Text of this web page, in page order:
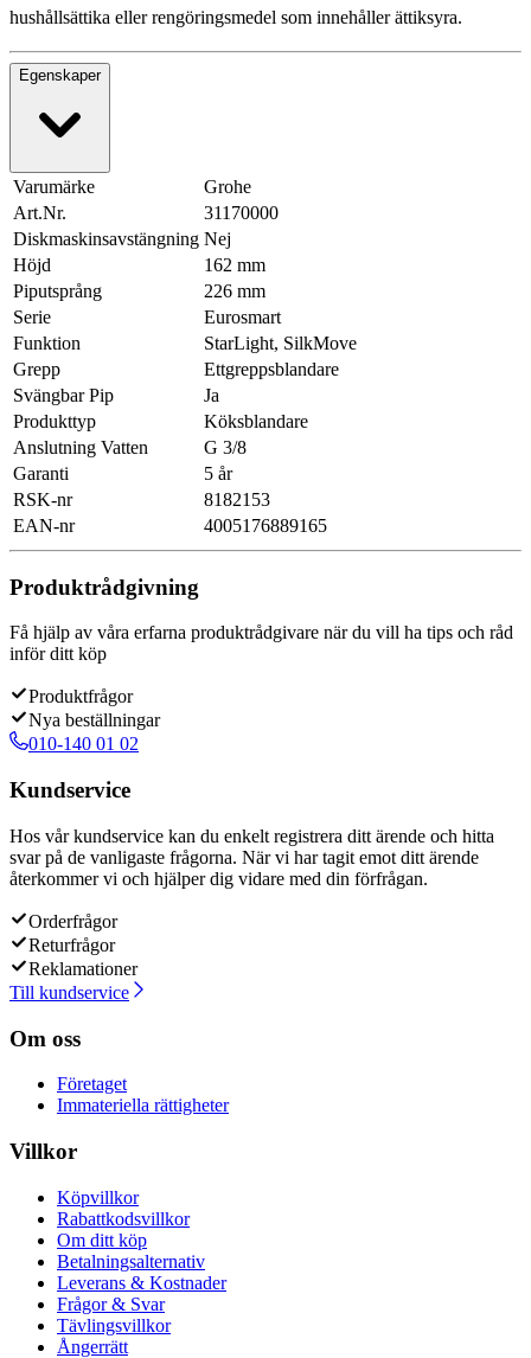
hushållsättika eller rengöringsmedel som innehåller ättiksyra.
Egenskaper
Varumärke
Grohe
Art.Nr.
31170000
Diskmaskinsavstängning Nej
Höjd
162 mm
Piputsprång
226 mm
Serie
Eurosmart
Funktion
StarLight, SilkMove
Grepp
Ettgreppsblandare
Svängbar Pip
Ja
Produkttyp
Köksblandare
Anslutning Vatten
G 3/8
Garanti
5 år
RSK-nr
8182153
EAN-nr
4005176889165
Produktrådgivning
Få hjälp av våra erfarna produktrådgivare när du vill ha tips och råd
inför ditt köp
Produktfrågor
Nya beställningar
010-140 01 02
Kundservice
Hos vår kundservice kan du enkelt registrera ditt ärende och hitta
svar på de vanligaste frågorna. När vi har tagit emot ditt ärende
återkommer vi och hjälper dig vidare med din förfrågan.
Orderfrågor
Returfrågor
Reklamationer
Till kundservice
Om oss
Företaget
Immateriella rättigheter
Villkor
Köpvillkor
Rabattkodsvillkor
Om ditt köp
Betalningsalternativ
Leverans & Kostnader
Frågor & Svar
Tävlingsvillkor
Ångerrätt